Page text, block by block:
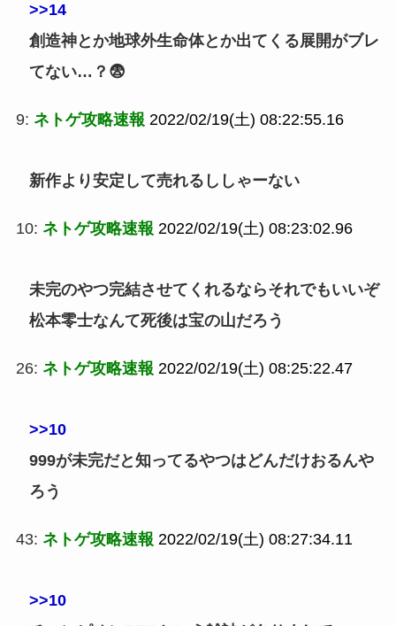
>>14
創造神とか地球外生命体とか出てくる展開がブレ
てない…？😨
9: ネトゲ攻略速報 2022/02/19(土) 08:22:55.16
新作より安定して売れるししゃーない
10: ネトゲ攻略速報 2022/02/19(土) 08:23:02.96
未完のやつ完結させてくれるならそれでもいいぞ
松本零士なんて死後は宝の山だろう
26: ネトゲ攻略速報 2022/02/19(土) 08:25:22.47
>>10
999が未完だと知ってるやつはどんだけおるんや
ろう
43: ネトゲ攻略速報 2022/02/19(土) 08:27:34.11
>>10